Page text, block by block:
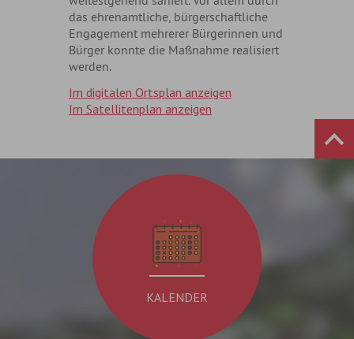
das ehrenamtliche, bürgerschaftliche
Engagement mehrerer Bürgerinnen und
Bürger konnte die Maßnahme realisiert
werden.
Im digitalen Ortsplan anzeigen
Im Satellitenplan anzeigen
KALENDER